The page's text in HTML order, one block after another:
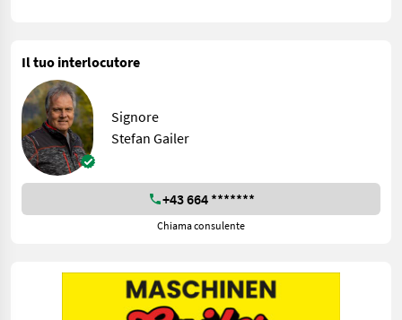
Il tuo interlocutore
Signore
Stefan Gailer
+43 664 *******
Chiama consulente